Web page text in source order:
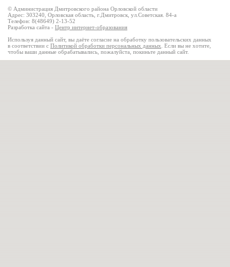
© Администрация Дмитровского района Орловской области
Адрес: 303240, Орловская область, г.Дмитровск, ул.Советская. 84-а
Телефон: 8(48649) 2-13-52
Разработка сайта - Центр интернет-образования
Используя данный сайт, вы даёте согласие на обработку пользовательских данных
в соответствии с Политикой обработки персональных данных . Если вы не хотите,
чтобы ваши данные обрабатывались, пожалуйста, покиньте данный сайт.